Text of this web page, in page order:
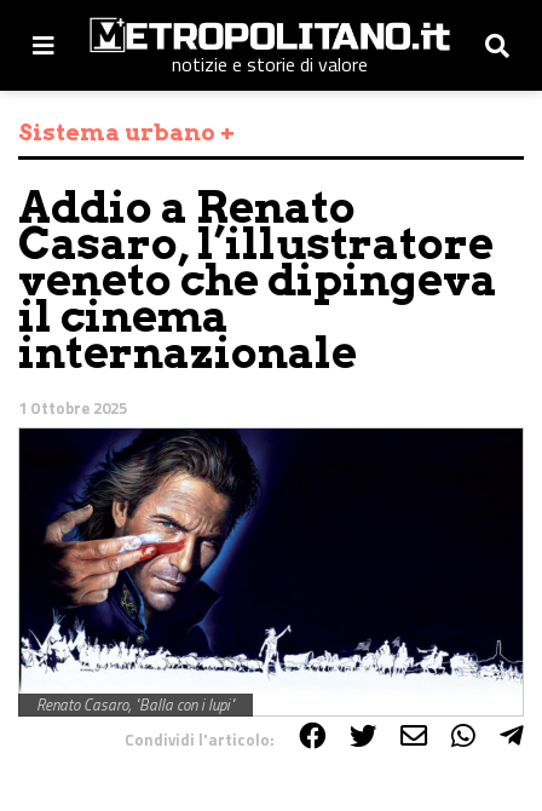
notizie e storie di valore
Sistema urbano +
Addio a Renato
Casaro, l’illustratore
veneto che dipingeva
il cinema
internazionale
1 Ottobre 2025
Renato Casaro, "Balla con i lupi"
Condividi l'articolo: